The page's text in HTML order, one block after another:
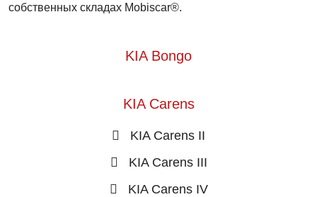
собственных складах Mobiscar®.
KIA Bongo
KIA Carens
KIA Carens II
KIA Carens III
KIA Carens IV